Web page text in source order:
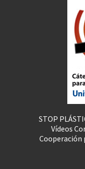
STOP
Vídeos
Cooperación